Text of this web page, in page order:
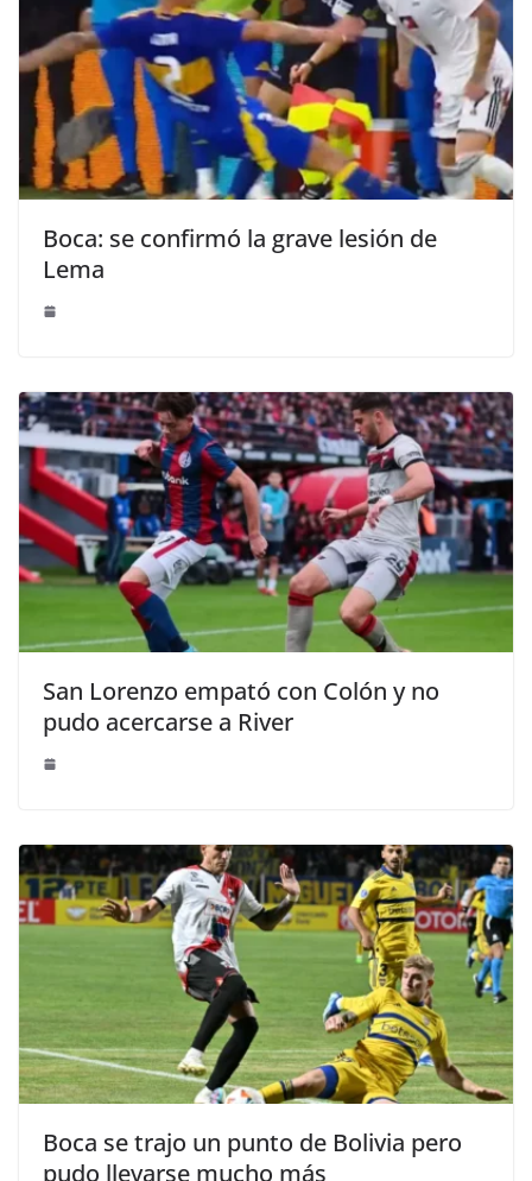
Boca: se confirmó la grave lesión de
Lema
San Lorenzo empató con Colón y no
pudo acercarse a River
Boca se trajo un punto de Bolivia pero
pudo llevarse mucho más